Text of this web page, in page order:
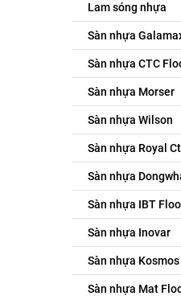
Lam sóng nhựa
Sàn nhựa
Sàn nhựa CTC
Sàn nhựa Morser
Sàn nhựa Wilson
Sàn nhựa Royal
Sàn nhựa
Sàn nhựa IBT
Sàn nhựa Inovar
Sàn nhựa Kosmos
Sàn nhựa Mat